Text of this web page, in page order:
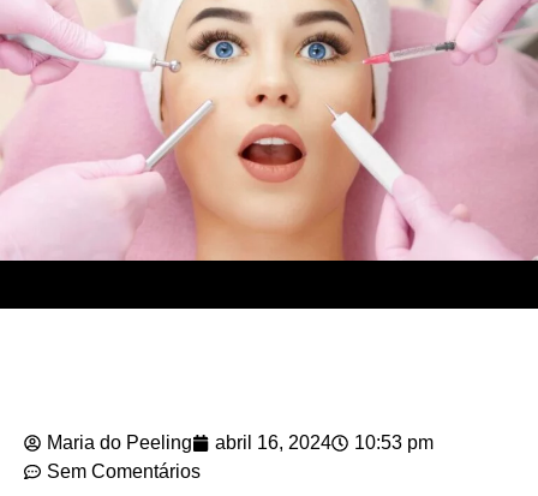
Maria do Peeling abril 16, 2024
10:53 pm
Sem Comentários